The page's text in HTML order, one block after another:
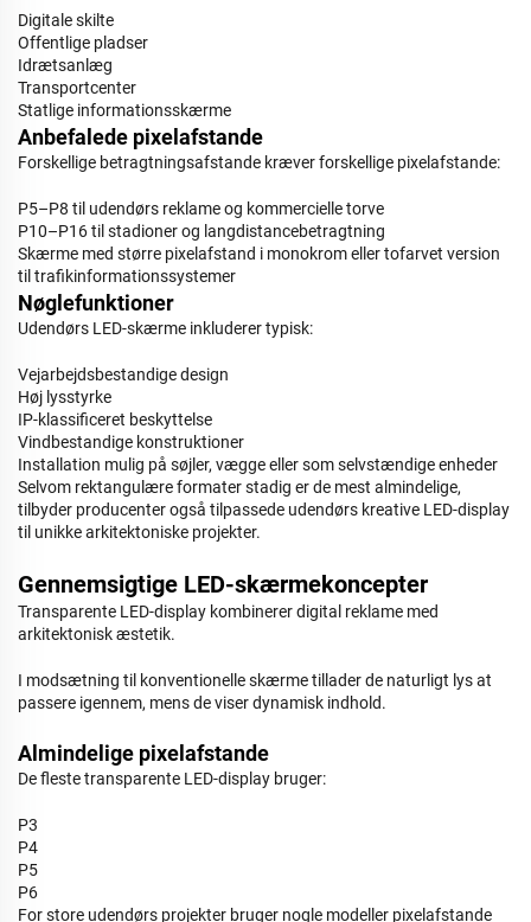
Digitale skilte
Offentlige pladser
Idrætsanlæg
Transportcenter
Statlige informationsskærme
Anbefalede pixelafstande
Forskellige betragtningsafstande kræver forskellige pixelafstande:
P5–P8 til udendørs reklame og kommercielle torve
P10–P16 til stadioner og langdistancebetragtning
Skærme med større pixelafstand i monokrom eller tofarvet version
til trafikinformationssystemer
Nøglefunktioner
Udendørs LED-skærme inkluderer typisk:
Vejarbejdsbestandige design
Høj lysstyrke
IP-klassificeret beskyttelse
Vindbestandige konstruktioner
Installation mulig på søjler, vægge eller som selvstændige enheder
Selvom rektangulære formater stadig er de mest almindelige,
tilbyder producenter også tilpassede udendørs kreative LED-display
til unikke arkitektoniske projekter.
Gennemsigtige LED-skærmekoncepter
Transparente LED-display kombinerer digital reklame med
arkitektonisk æstetik.
I modsætning til konventionelle skærme tillader de naturligt lys at
passere igennem, mens de viser dynamisk indhold.
Almindelige pixelafstande
De fleste transparente LED-display bruger:
P3
P4
P5
P6
For store udendørs projekter bruger nogle modeller pixelafstande